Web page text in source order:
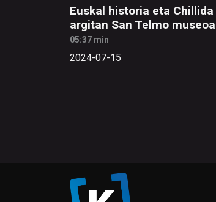
Euskal historia eta Chillida
argitan San Telmo
05:37 min
2024-07-15